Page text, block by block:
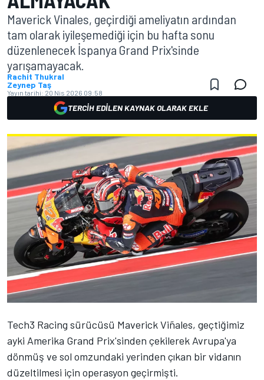
Maverick Vinales, geçirdiği ameliyatın ardından
tam olarak iyileşemediği için bu hafta sonu
düzenlenecek İspanya Grand Prix'sinde
yarışamayacak.
Rachit Thukral
Zeynep Taş
Yayın tarihi: 20 Nis 2026 09:58
TERCIH EDILEN KAYNAK OLARAK EKLE
Tech3 Racing sürücüsü Maverick Viñales, geçtiğimiz
ayki Amerika Grand Prix'sinden çekilerek Avrupa'ya
dönmüş ve sol omzundaki yerinden çıkan bir vidanın
düzeltilmesi için operasyon geçirmişti.